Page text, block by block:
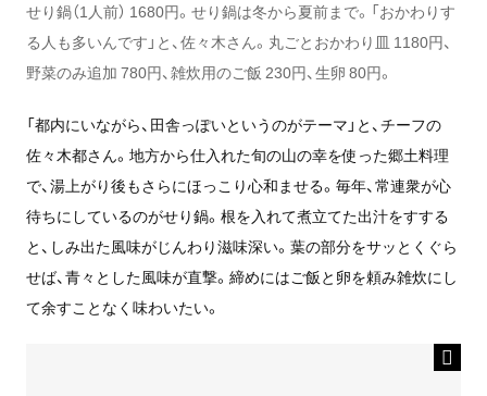
せり鍋（1人前） 1680円。せり鍋は冬から夏前まで。「おかわりす
る人も多いんです」と、佐々木さん。丸ごとおかわり皿 1180円、
野菜のみ追加 780円、雑炊用のご飯 230円、生卵 80円。
「都内にいながら、田舎っぽいというのがテーマ」と、チーフの
佐々木都さん。地方から仕入れた旬の山の幸を使った郷土料理
で、湯上がり後もさらにほっこり心和ませる。毎年、常連衆が心
待ちにしているのがせり鍋。根を入れて煮立てた出汁をすする
と、しみ出た風味がじんわり滋味深い。葉の部分をサッとくぐら
せば、青々とした風味が直撃。締めにはご飯と卵を頼み雑炊にし
て余すことなく味わいたい。